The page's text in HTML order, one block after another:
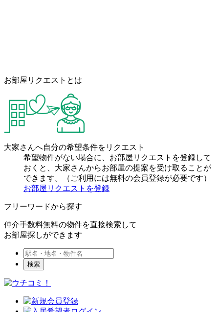
お部屋リクエストとは
大家さんへ自分の希望条件をリクエスト
希望物件がない場合に、お部屋リクエストを登録して
おくと、大家さんからお部屋の提案を受け取ることが
できます。（ご利用には無料の会員登録が必要です）
お部屋リクエストを登録
フリーワードから探す
仲介手数料無料の物件を直接検索して
お部屋探しができます
検索